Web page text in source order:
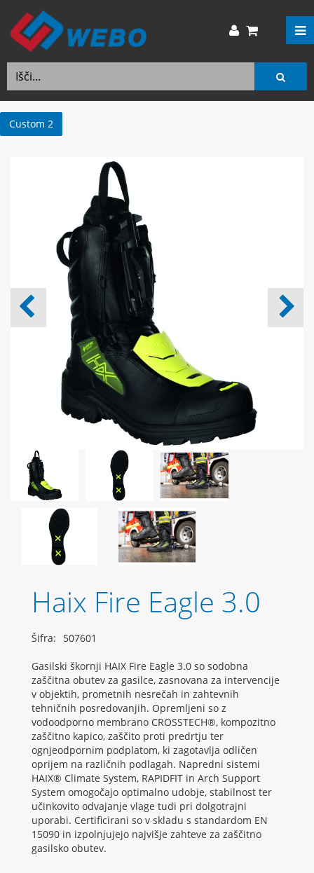
Custom 2
Haix Fire Eagle 3.0
Šifra: 507601
Gasilski škornji HAIX Fire Eagle 3.0 so sodobna
zaščitna obutev za gasilce, zasnovana za intervencije
v objektih, prometnih nesrečah in zahtevnih
tehničnih posredovanjih. Opremljeni so z
vodoodporno membrano CROSSTECH®, kompozitno
zaščitno kapico, zaščito proti predrtju ter
ognjeodpornim podplatom, ki zagotavlja odličen
oprijem na različnih podlagah. Napredni sistemi
HAIX® Climate System, RAPIDFIT in Arch Support
System omogočajo optimalno udobje, stabilnost ter
učinkovito odvajanje vlage tudi pri dolgotrajni
uporabi. Certificirani so v skladu s standardom EN
15090 in izpolnjujejo najvišje zahteve za zaščitno
gasilsko obutev.